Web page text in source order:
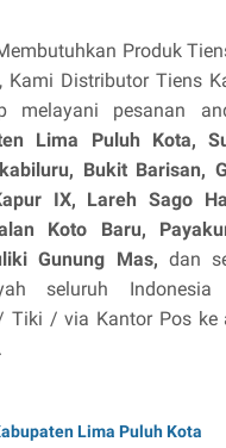
Produk
Kami Distributor Tiens
melayani pesanan
Lima Puluh Kota,
Bukit Barisan,
IX, Lareh Sago
Koto Baru,
Gunung Mas, dan
seluruh
Tiki / via Kantor Pos ke
Lima Puluh Kota